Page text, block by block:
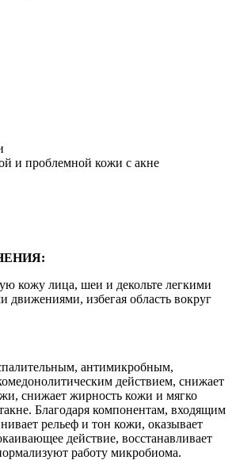
и проблемной кожи с акне
кожу лица, шеи и декольте легкими
избегая область вокруг
антимикробным,
действием, снижает
снижает жирность кожи и мягко
Благодаря компонентам, входящим
рельеф и тон кожи, оказывает
действие, восстанавливает
работу микробиома.